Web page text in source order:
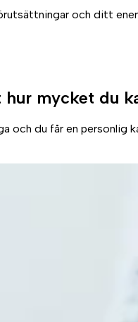
och ditt
hur mycket du
du får en personlig